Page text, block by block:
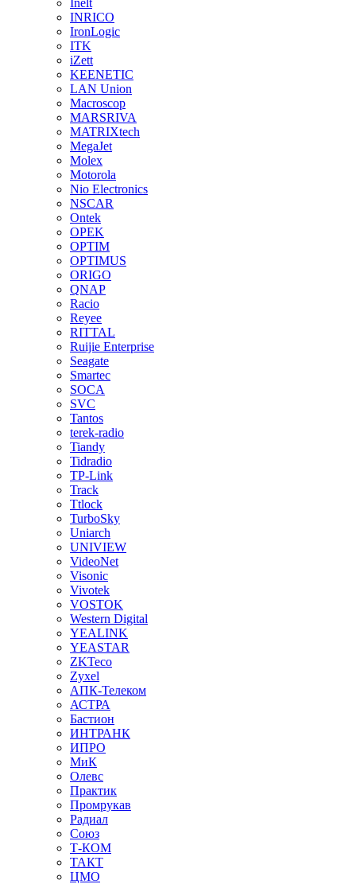
Inelt
INRICO
IronLogic
ITK
iZett
KEENETIC
LAN Union
Macroscop
MARSRIVA
MATRIXtech
MegaJet
Molex
Motorola
Nio Electronics
NSCAR
Ontek
OPEK
OPTIM
OPTIMUS
ORIGO
QNAP
Racio
Reyee
RITTAL
Ruijie Enterprise
Seagate
Smartec
SOCA
SVC
Tantos
terek-radio
Tiandy
Tidradio
TP-Link
Track
Ttlock
TurboSky
Uniarch
UNIVIEW
VideoNet
Visonic
Vivotek
VOSTOK
Western Digital
YEALINK
YEASTAR
ZKTeco
Zyxel
АПК-Телеком
АСТРА
Бастион
ИНТРАНК
ИПРО
МиК
Олевс
Практик
Промрукав
Радиал
Союз
Т-КОМ
ТАКТ
ЦМО